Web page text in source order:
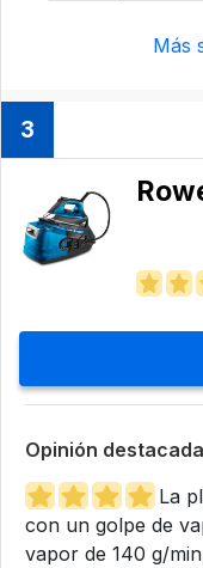
Más
3
Opinión
La
con un golpe de
vapor de 140 g/